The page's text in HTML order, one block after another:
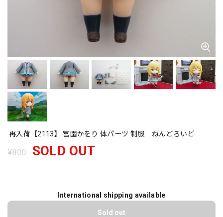
再入荷【2113】 宮園かをり 体パーツ 制服 ねんどろいど
¥800 SOLD OUT
International shipping available
Sold out